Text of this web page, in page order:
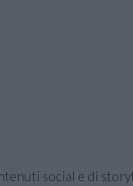
social e di